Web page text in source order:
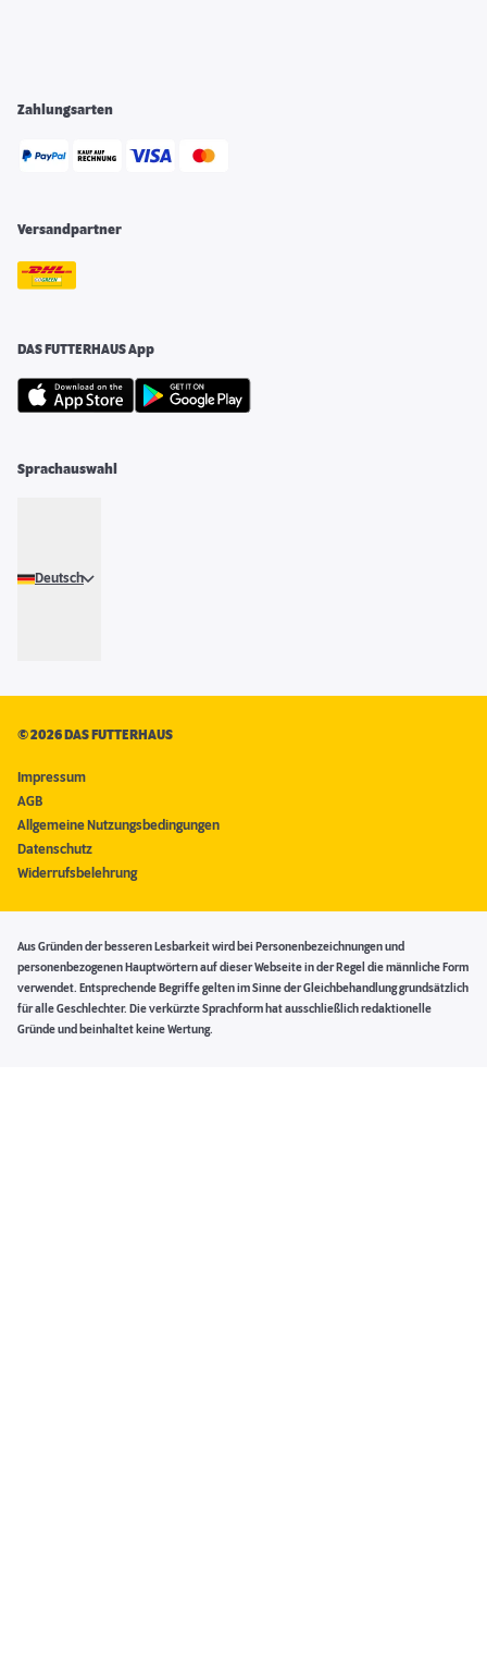
Zahlungsarten
Versandpartner
DAS FUTTERHAUS App
Sprachauswahl
Deutsch
©2026 DAS FUTTERHAUS
Impressum
AGB
Allgemeine Nutzungsbedingungen
Datenschutz
Widerrufsbelehrung
Aus Gründen der besseren Lesbarkeit wird bei Personenbezeichnungen und
personenbezogenen Hauptwörtern auf dieser Webseite in der Regel die männliche Form
verwendet. Entsprechende Begriffe gelten im Sinne der Gleichbehandlung grundsätzlich
für alle Geschlechter. Die verkürzte Sprachform hat ausschließlich redaktionelle
Gründe und beinhaltet keine Wertung.